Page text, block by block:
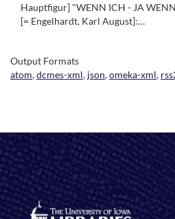
Hauptfigur] "WENN ICH - JA
[= Engelhardt, Karl August]:…
Output Formats
atom,dcmes-xml, json,omeka-xml,